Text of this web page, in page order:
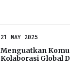
21 MAY 2025
Menguatkan
Kolaborasi Global